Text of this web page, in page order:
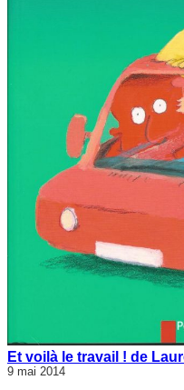
Et voilà le travail ! de
9 mai 2014